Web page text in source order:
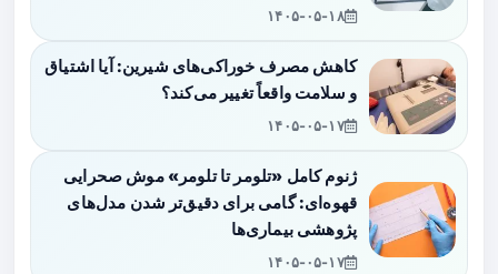
۱۴۰۵-۰۵-۱۸
کاهش مصرف خوراکی‌های شیرین: آیا اشتیاق
و سلامت واقعاً تغییر می‌کند؟
۱۴۰۵-۰۵-۱۷
ژنوم کامل «تلومر تا تلومر» موش صحرایی
قهوه‌ای: گامی برای دقیق‌تر شدن مدل‌های
پژوهشی بیماری‌ها
۱۴۰۵-۰۵-۱۷